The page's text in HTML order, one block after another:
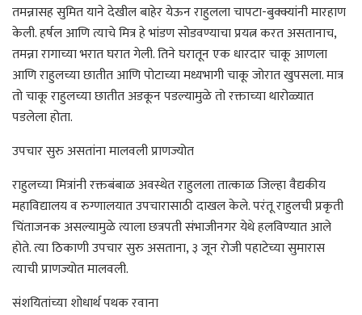
तमन्नासह सुमित याने देखील बाहेर येऊन राहुलला चापटा-बुक्क्यांनी मारहाण
केली. हर्षल आणि त्याचे मित्र हे भांडण सोडवण्याचा प्रयत्न करत असतानाच,
तमन्ना रागाच्या भरात घरात गेली. तिने घरातून एक धारदार चाकू आणला
आणि राहुलच्या छातीत आणि पोटाच्या मध्यभागी चाकू जोरात खुपसला. मात्र
तो चाकू राहुलच्या छातीत अडकून पडल्यामुळे तो रक्ताच्या थारोळ्यात
पडलेला होता.
उपचार सुरु असतांना मालवली प्राणज्योत
राहुलच्या मित्रांनी रक्तबंबाळ अवस्थेत राहुलला तात्काळ जिल्हा वैद्यकीय
महाविद्यालय व रुग्णालयात उपचारासाठी दाखल केले. परंतू राहुलची प्रकृती
चिंताजनक असल्यामुळे त्याला छत्रपती संभाजीनगर येथे हलविण्यात आले
होते. त्या ठिकाणी उपचार सुरु असताना, ३ जून रोजी पहाटेच्या सुमारास
त्याची प्राणज्योत मालवली.
संशयितांच्या शोधार्थ पथक रवाना